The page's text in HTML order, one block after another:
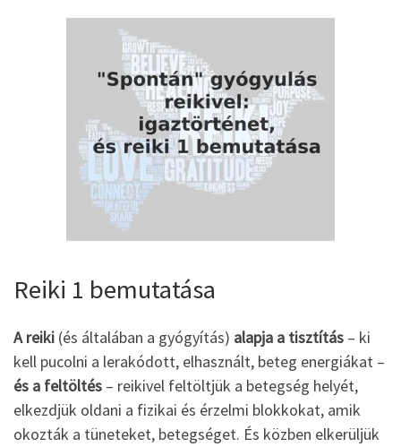
Reiki 1 bemutatása
A reiki (és általában a gyógyítás) alapja a tisztítás – ki
kell pucolni a lerakódott, elhasznált, beteg energiákat –
és a feltöltés – reikivel feltöltjük a betegség helyét,
elkezdjük oldani a fizikai és érzelmi blokkokat, amik
okozták a tüneteket, betegséget. És közben elkerüljük